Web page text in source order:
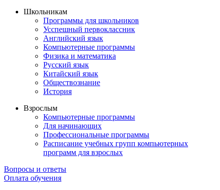
Школьникам
Программы для школьников
Усспешный первоклассник
Английский язык
Компьютерные программы
Физика и математика
Русский язык
Китайский язык
Обществознание
История
Взрослым
Компьютерные программы
Для начинающих
Профессиональные программы
Расписание учебных групп компьютерных
программ для взрослых
Вопросы и ответы
Оплата обучения